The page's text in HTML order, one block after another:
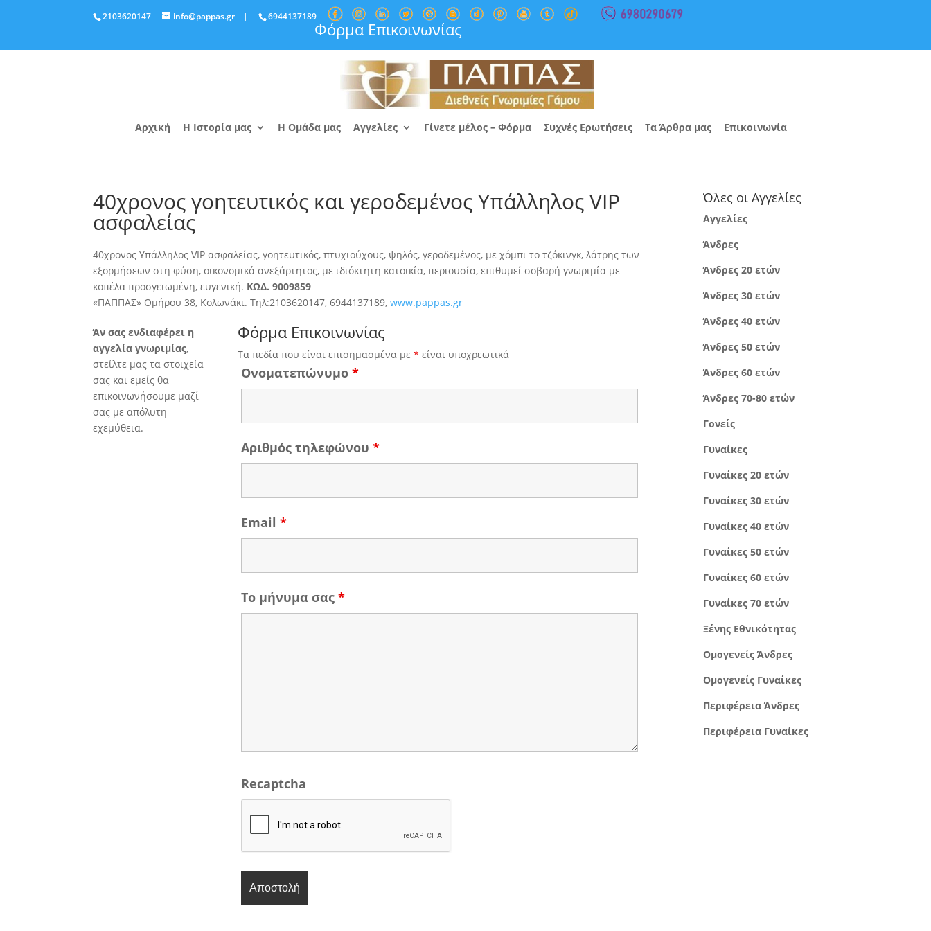
2103620147 info@pappas.gr | 6944137189
Φόρμα Επικοινωνίας
Αρχική Η Ιστορία μας Η Ομάδα μας Αγγελίες Γίνετε μέλος – Φόρμα Συχνές Ερωτήσεις Τα Άρθρα μας Επικοινωνία
40χρονος γοητευτικός και γεροδεμένος Υπάλληλος VIP
ασφαλείας
40χρονος Υπάλληλος VIP ασφαλείας, γοητευτικός, πτυχιούχους, ψηλός, γεροδεμένος, με χόμπι το τζόκινγκ, λάτρης των
εξορμήσεων στη φύση, οικονομικά ανεξάρτητος, με ιδιόκτητη κατοικία, περιουσία, επιθυμεί σοβαρή γνωριμία με
κοπέλα προσγειωμένη, ευγενική. ΚΩΔ. 9009859
«ΠΑΠΠΑΣ» Ομήρου 38, Κολωνάκι. Τηλ:2103620147, 6944137189,www.pappas.gr
Άν σας ενδιαφέρει η
αγγελία γνωριμίας,
στείλτε μας τα στοιχεία
σας και εμείς θα
επικοινωνήσουμε μαζί
σας με απόλυτη
εχεμύθεια.
Φόρμα Επικοινωνίας
Τα πεδία που είναι επισημασμένα με* είναι υποχρεωτικά
Ονοματεπώνυμο*
Αριθμός τηλεφώνου*
Email*
Το μήνυμα σας*
Recaptcha
Όλες οι Αγγελίες
Αγγελίες
Άνδρες
Άνδρες 20 ετών
Άνδρες 30 ετών
Άνδρες 40 ετών
Άνδρες 50 ετών
Άνδρες 60 ετών
Άνδρες 70-80 ετών
Γονείς
Γυναίκες
Γυναίκες 20 ετών
Γυναίκες 30 ετών
Γυναίκες 40 ετών
Γυναίκες 50 ετών
Γυναίκες 60 ετών
Γυναίκες 70 ετών
Ξένης Εθνικότητας
Ομογενείς Άνδρες
Ομογενείς Γυναίκες
Περιφέρεια Άνδρες
Περιφέρεια Γυναίκες